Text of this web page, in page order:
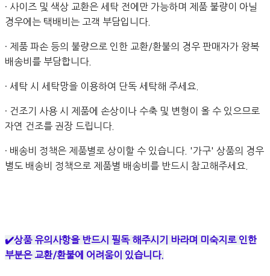
· 사이즈 및 색상 교환은 세탁 전에만 가능하며 제품 불량이 아닐
경우에는 택배비는 고객 부담입니다.
· 제품 파손 등의 불량으로 인한 교환/환불의 경우 판매자가 왕복
배송비를 부담합니다.
· 세탁 시 세탁망을 이용하여 단독 세탁해 주세요.
· 건조기 사용 시 제품에 손상이나 수축 및 변형이 올 수 있으므로
자연 건조를 권장 드립니다.
· 배송비 정책은 제품별로 상이할 수 있습니다. '가구' 상품의 경우
별도 배송비 정책으로 제품별 배송비를 반드시 참고해주세요.
✔️상품 유의사항을 반드시 필독 해주시기 바라며 미숙지로 인한
부분은 교환/환불에 어려움이 있습니다.